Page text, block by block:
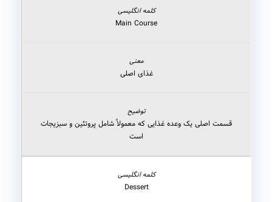
Main Course
غذای اصلی
قسمت اصلی یک وعده غذایی که معمولاً شامل پروتئین و سبزیجات
است
Dessert